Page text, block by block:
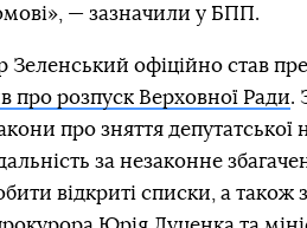
— зазначили у БПП.
офіційно став
про розпуск Верховної Ради.
про зняття депутатської
за незаконне
відкриті списки, а також